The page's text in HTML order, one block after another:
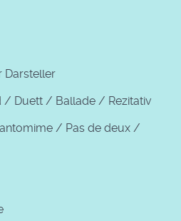
Darsteller
/ Duett / Ballade / Rezitativ
/ Pas de deux /